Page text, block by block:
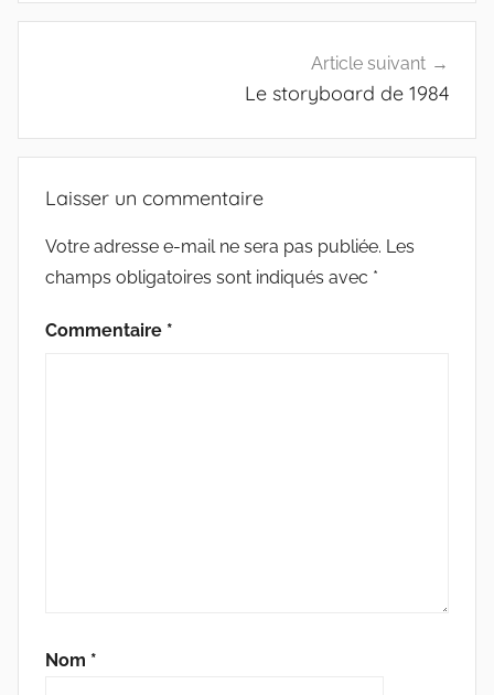
Article suivant
Le storyboard de 1984
Laisser un commentaire
Votre adresse e-mail ne sera pas publiée. Les
champs obligatoires sont indiqués avec *
Commentaire *
Nom *